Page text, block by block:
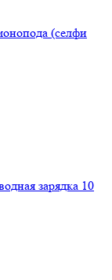
(селфи
зарядка 10